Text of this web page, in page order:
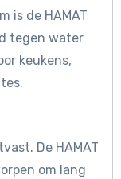
is de HAMAT
tegen water
keukens,
De HAMAT
om lang